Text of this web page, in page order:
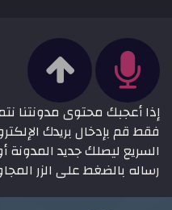
إذا أعجبك محتوى مدونتنا
فقط قم بإدخال بريدك
السريع ليصلك جديد المدونة
رساله بالضغط على الزر